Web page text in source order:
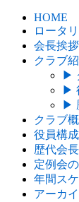
HOME
ロータ
会長挨拶
クラブ
▶
▶
▶
クラブ
役員構成
歴代会
定例会
年間ス
アーカ